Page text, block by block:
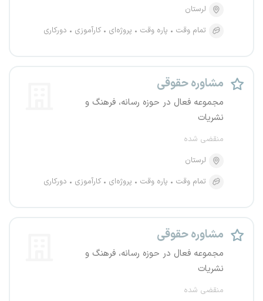
لرستان
تمام وقت
پاره وقت پروژه‌ای کارآموزی دورکاری
مشاوره حقوقی
مجموعه فعال در حوزه رسانه، فرهنگ و
نشریات
منقضی شده
لرستان
تمام وقت
پاره وقت پروژه‌ای کارآموزی دورکاری
مشاوره حقوقی
مجموعه فعال در حوزه رسانه، فرهنگ و
نشریات
منقضی شده